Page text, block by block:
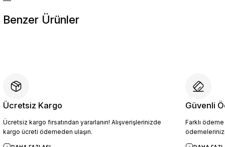
Benzer Ürünler
4.094,10 TL
4.549,00 TL
Sepete Ekle
Ücretsiz Kargo
Ücretsiz kargo fırsatından yararlanın! Alışverişlerinizde
kargo ücreti ödemeden ulaşın.
Güvenli
Farklı